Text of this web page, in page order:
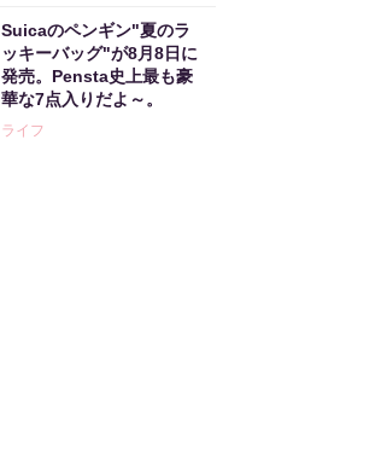
Suicaのペンギン"夏のラ
ッキーバッグ"が8月8日に
発売。Pensta史上最も豪
華な7点入りだよ～。
ライフ